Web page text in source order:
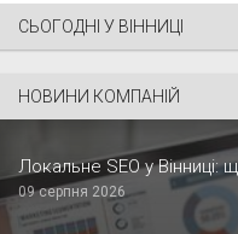
СЬОГОДНІ У ВІННИЦІ
НОВИНИ КОМПАНІЙ
Локальне SEO у Вінниці:
09 серпня 2026